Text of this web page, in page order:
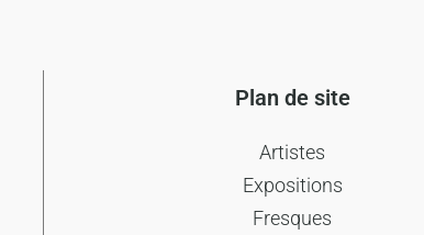
Plan de site
Artistes
Expositions
Fresques